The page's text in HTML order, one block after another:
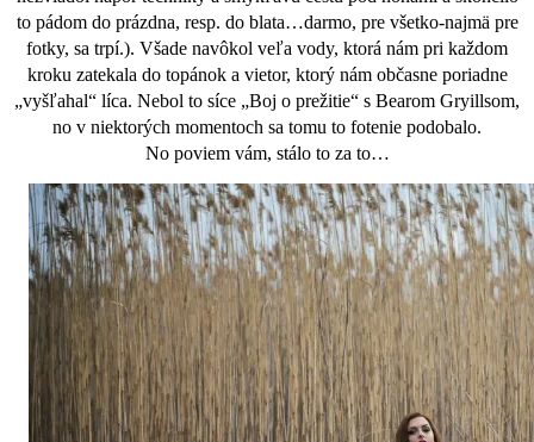
to pádom do prázdna, resp. do blata…darmo, pre všetko-najmä pre
fotky, sa trpí.). Všade navôkol veľa vody, ktorá nám pri každom
kroku zatekala do topánok a vietor, ktorý nám občasne poriadne
„vyšľahal“ líca. Nebol to síce „Boj o prežitie“ s Bearom Gryillsom,
no v niektorých momentoch sa tomu to fotenie podobalo.
No poviem vám, stálo to za to…